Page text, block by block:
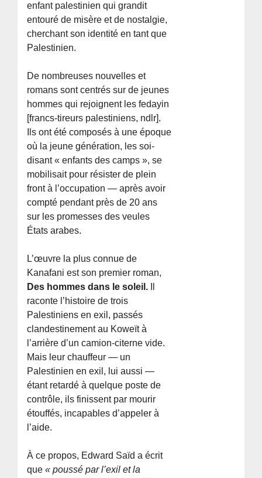
enfant palestinien qui grandit
entouré de misère et de nostalgie,
cherchant son identité en tant que
Palestinien.
De nombreuses nouvelles et
romans sont centrés sur de jeunes
hommes qui rejoignent les fedayin
[francs-tireurs palestiniens, ndlr].
Ils ont été composés à une époque
où la jeune génération, les soi-
disant « enfants des camps », se
mobilisait pour résister de plein
front à l’occupation — après avoir
compté pendant près de 20 ans
sur les promesses des veules
États arabes.
L’œuvre la plus connue de
Kanafani est son premier roman,
Des hommes dans le soleil.
raconte l’histoire de trois
Palestiniens en exil, passés
clandestinement au Koweït à
l’arrière d’un camion-citerne vide.
Mais leur chauffeur — un
Palestinien en exil, lui aussi —
étant retardé à quelque poste de
contrôle, ils finissent par mourir
étouffés, incapables d’appeler à
l’aide.
À ce propos, Edward Saïd a écrit
que« poussé par l’exil et la